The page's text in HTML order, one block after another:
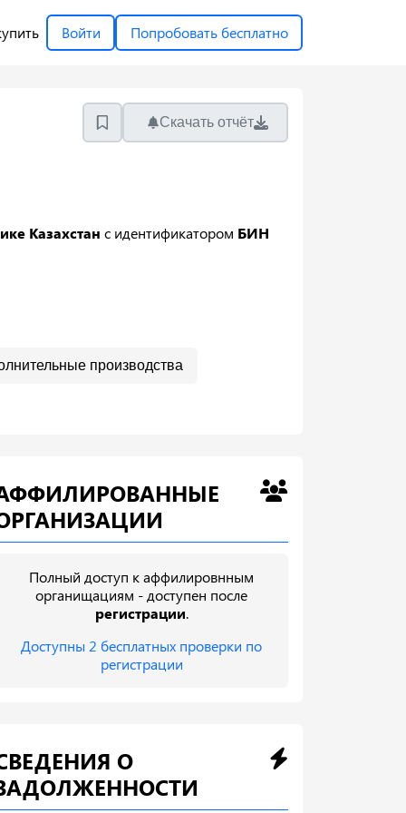
Войти Попробовать бесплатно
Скачать отчёт
Казахстан с идентификатором БИН
производства
Полный доступ к аффилировнным
органищациям - доступен после
регистрации.
Доступны 2 бесплатных проверки по
регистрации
О